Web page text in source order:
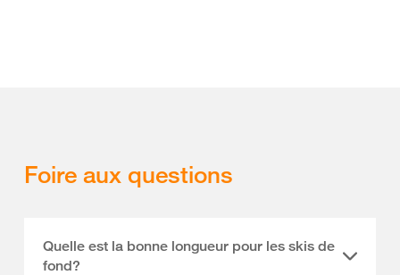
Foire aux questions
Quelle est la bonne longueur pour les skis de
fond?